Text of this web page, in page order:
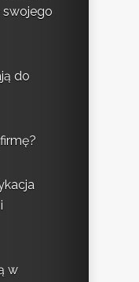
swojego
do
w